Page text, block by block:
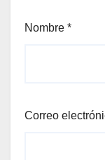
Nombre *
Correo